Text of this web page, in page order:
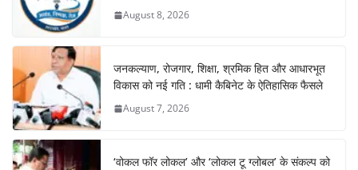
August 8, 2026
जनकल्याण, रोजगार, शिक्षा, श्रमिक हित और आधारभूत
विकास को नई गति : धामी कैबिनेट के ऐतिहासिक फैसले
August 7, 2026
‘वोकल फॉर लोकल’ और ‘लोकल टू ग्लोबल’ के संकल्प को